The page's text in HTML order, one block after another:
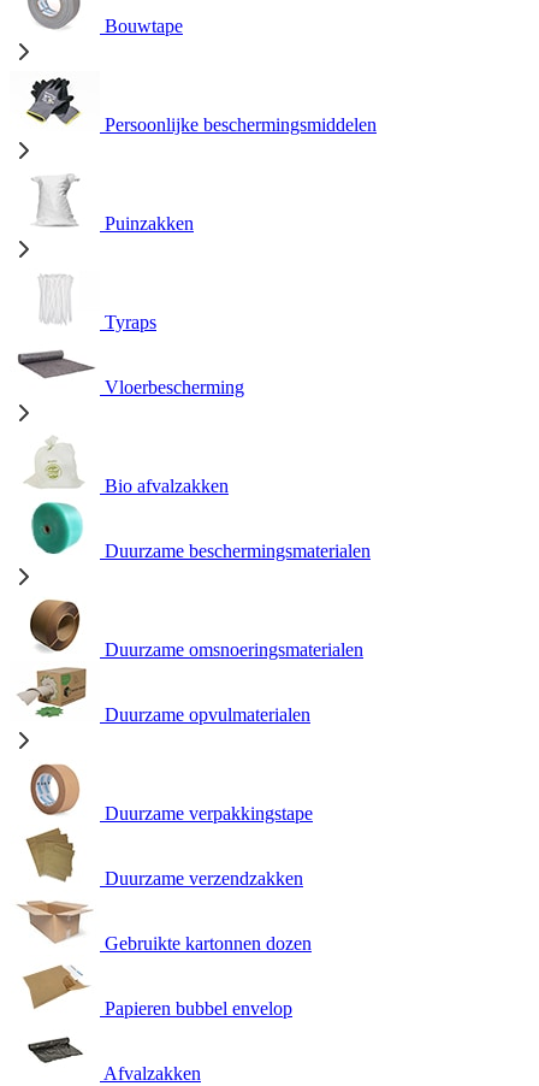
Bouwtape
Persoonlijke beschermingsmiddelen
Puinzakken
Tyraps
Vloerbescherming
Bio afvalzakken
Duurzame beschermingsmaterialen
Duurzame omsnoeringsmaterialen
Duurzame opvulmaterialen
Duurzame verpakkingstape
Duurzame verzendzakken
Gebruikte kartonnen dozen
Papieren bubbel envelop
Afvalzakken